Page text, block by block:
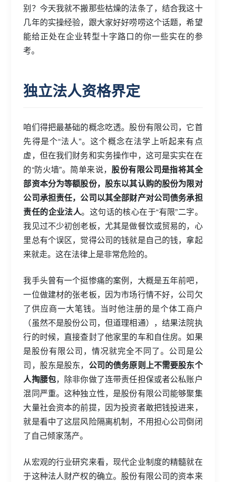
别？今天我就不搬那些枯燥的法条了，结合我这十
几年的实操经验，跟大家好好唠唠这个话题，希望
能给正处在企业转型十字路口的你一些实在的参
考。
独立法人资格界定
咱们得把最基础的概念吃透。股份有限公司，它首
先得是个“法人”。这个概念在法学上听起来有点
虚，但在我们财务和实务操作中，这可是实实在在
的“防火墙”。简单来说， 股份有限公司是指将其全
部资本分为等额股份，股东以其认购的股份为限对
公司承担责任，公司以其全部财产对公司债务承担
责任的企业法人。这句话的核心在于“有限”二字。
我见过不少初创老板，尤其是做餐饮或贸易的，心
里总有个误区，觉得公司的钱就是自己的钱，拿起
来就走。这在法律上是非常危险的。
我手头曾有一个挺惨痛的案例，大概是五年前吧，
一位做建材的张老板，因为市场行情不好，公司欠
了供应商一大笔钱。当时他注册的是个体工商户
（虽然不是股份公司，但道理相通），结果法院执
行的时候，直接查封了他家里的车和自住房。如果
是股份有限公司，情况就完全不同了。公司是公
司，股东是股东， 公司的债务原则上不需要股东个
人掏腰包，除非你做了连带责任担保或者公私账户
混同严重。这种独立性，是股份有限公司能够聚集
大量社会资本的前提，因为投资者敢把钱投进来，
就是看中了这层风险隔离机制，不用担心公司倒闭
了自己倾家荡产。
从宏观的行业研究来看，现代企业制度的精髓就在
于这种法人财产权的确立。股份有限公司的资本来